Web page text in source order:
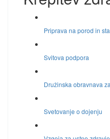
Priprava na porod in
Svitova podpora
Družinska obravnava
Svetovanje o dojenju